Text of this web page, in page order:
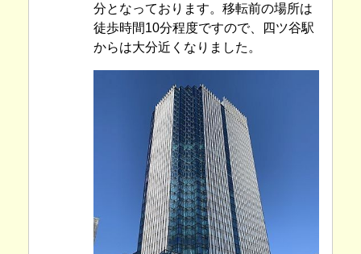
分となっております。移転前の場所は
徒歩時間10分程度ですので、四ツ谷駅
からは大分近くなりました。